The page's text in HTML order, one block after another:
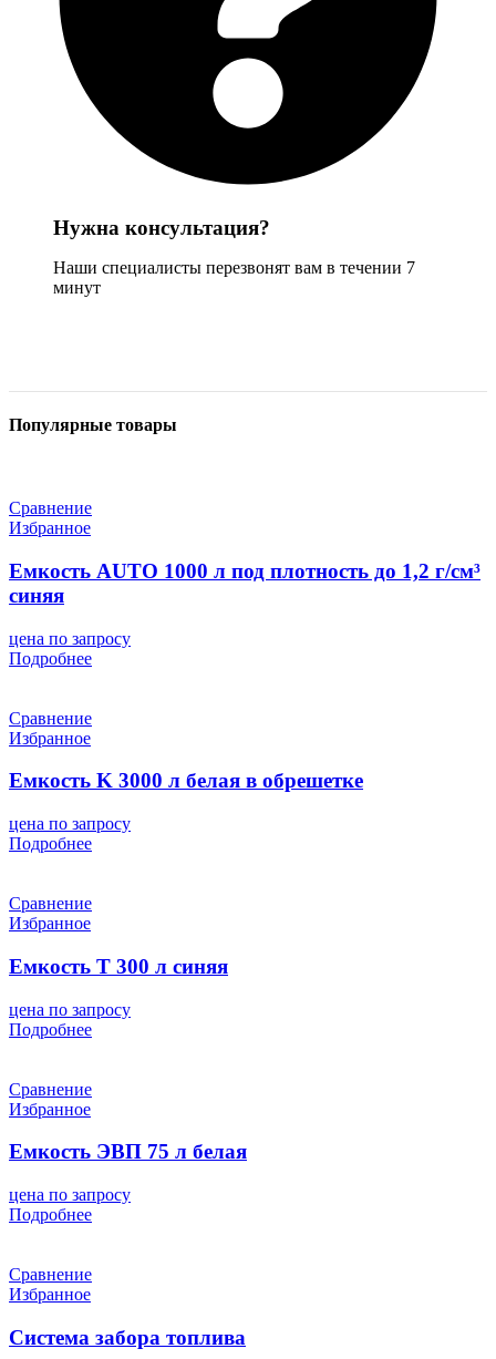
Нужна консультация?
Наши специалисты перезвонят вам в течении 7
минут
Популярные товары
Сравнение
Избранное
Емкость AUTO 1000 л под плотность до 1,2 г/см³
синяя
цена по запросу
Подробнее
Сравнение
Избранное
Емкость K 3000 л белая в обрешетке
цена по запросу
Подробнее
Сравнение
Избранное
Емкость T 300 л синяя
цена по запросу
Подробнее
Сравнение
Избранное
Емкость ЭВП 75 л белая
цена по запросу
Подробнее
Сравнение
Избранное
Система забора топлива